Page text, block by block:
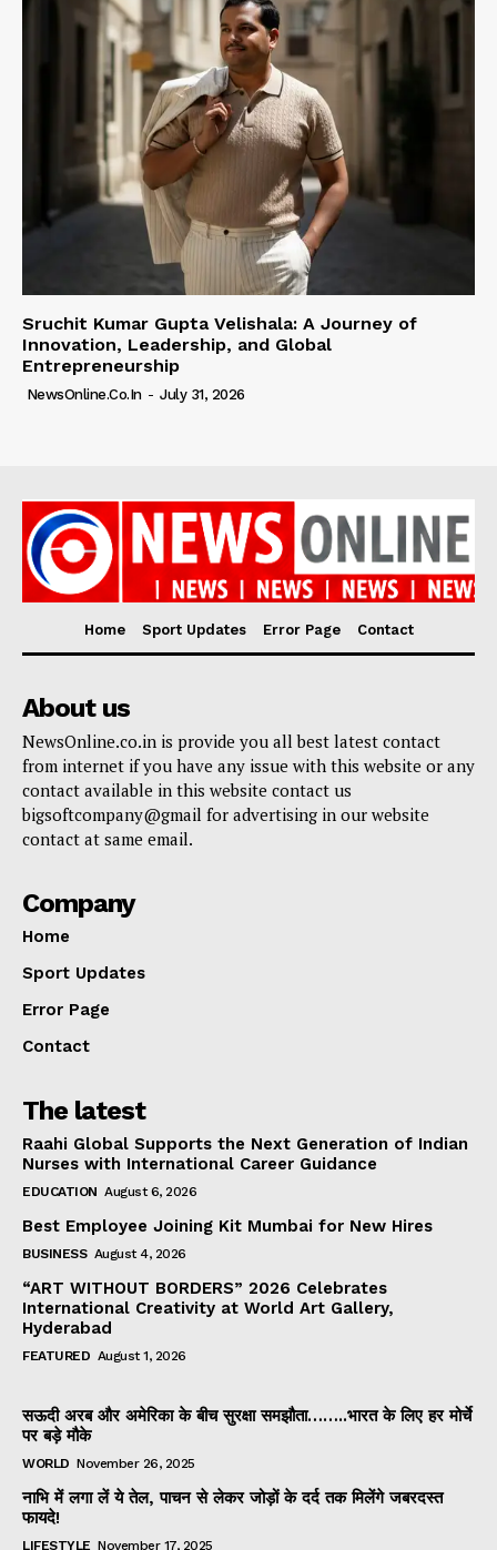
Sruchit Kumar Gupta Velishala: A Journey of
Innovation, Leadership, and Global
Entrepreneurship
NewsOnline.co.in - July 31, 2026
Home Sport Updates Error Page Contact
About us
NewsOnline.co.in is provide you all best latest contact
from internet if you have any issue with this website or any
contact available in this website contact us
bigsoftcompany@gmail for advertising in our website
contact at same email.
Company
Home
Sport Updates
Error Page
Contact
The latest
Raahi Global Supports the Next Generation of Indian
Nurses with International Career Guidance
EDUCATION August 6, 2026
Best Employee Joining Kit Mumbai for New Hires
BUSINESS August 4, 2026
“ART WITHOUT BORDERS” 2026 Celebrates
International Creativity at World Art Gallery,
Hyderabad
FEATURED August 1, 2026
सऊदी अरब और अमेरिका के बीच सुरक्षा समझौता……..भारत के लिए हर मोर्चे
पर बड़े मौके
WORLD November 26, 2025
नाभि में लगा लें ये तेल, पाचन से लेकर जोड़ों के दर्द तक मिलेंगे जबरदस्त
फायदे!
LIFESTYLE November 17, 2025